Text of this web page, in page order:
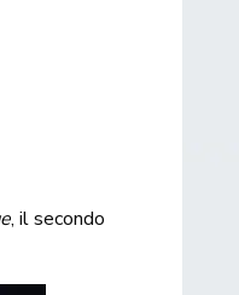
, il secondo